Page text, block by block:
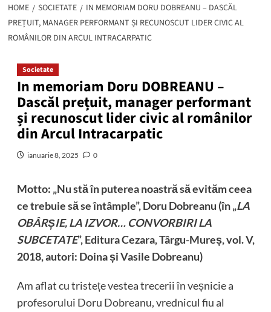
HOME SOCIETATE
IN MEMORIAM DORU DOBREANU – DASCĂL
PREȚUIT, MANAGER PERFORMANT ȘI RECUNOSCUT LIDER CIVIC AL
ROMÂNILOR DIN ARCUL INTRACARPATIC
Societate
In memoriam Doru DOBREANU –
Dascăl prețuit, manager performant
și recunoscut lider civic al românilor
din Arcul Intracarpatic
ianuarie 8, 2025 0
Motto: „Nu stă în puterea noastră să evităm ceea
ce trebuie să se întâmple”, Doru Dobreanu (în „LA
OBÂRȘIE, LA IZVOR… CONVORBIRI LA
SUBCETATE”, Editura Cezara, Târgu-Mureș, vol. V,
2018, autori: Doina și Vasile Dobreanu)
Am aflat cu tristețe vestea trecerii în veșnicie a
profesorului Doru Dobreanu, vrednicul fiu al